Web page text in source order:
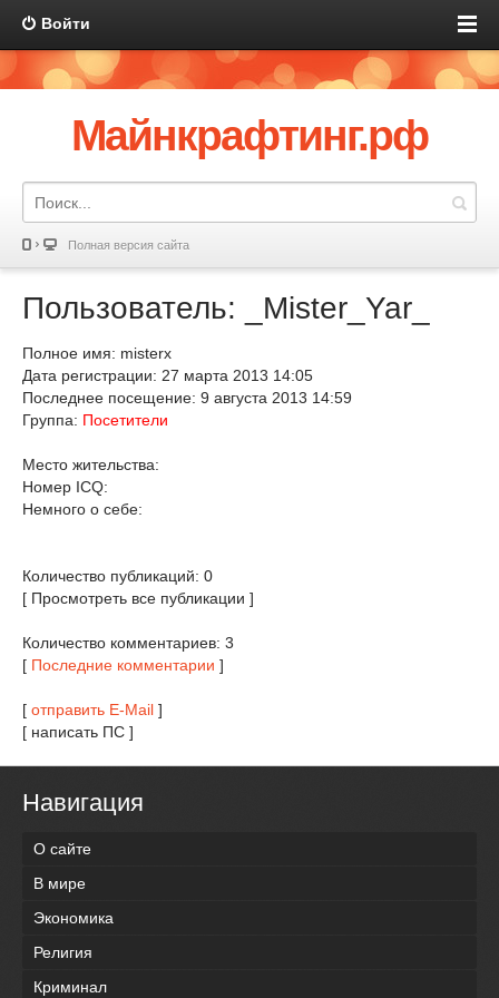
Войти
Майнкрафтинг.рф
Полная версия сайта
Пользователь: _Mister_Yar_
Полное имя: misterx
Дата регистрации: 27 марта 2013 14:05
Последнее посещение: 9 августа 2013 14:59
Группа: Посетители
Место жительства:
Номер ICQ:
Немного о себе:
Количество публикаций: 0
[ Просмотреть все публикации ]
Количество комментариев: 3
[ Последние комментарии ]
[ отправить E-Mail ]
[ написать ПС ]
Навигация
О сайте
В мире
Экономика
Религия
Криминал